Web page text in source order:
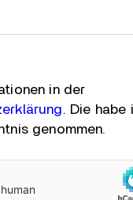
in der
. Die habe
genommen.